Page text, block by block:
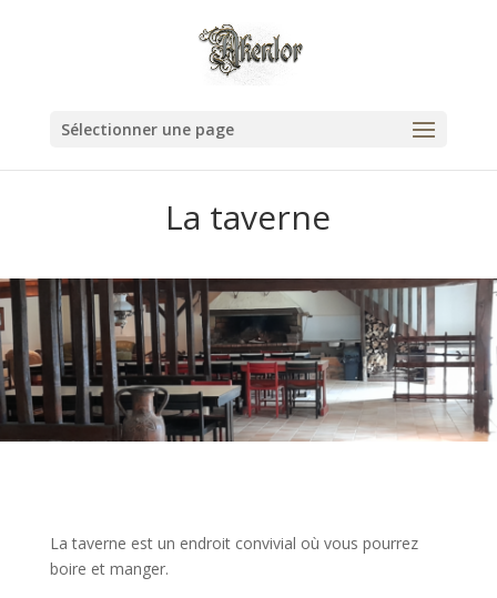
Sélectionner une page
La taverne
La taverne est un endroit convivial où vous pourrez
boire et manger.